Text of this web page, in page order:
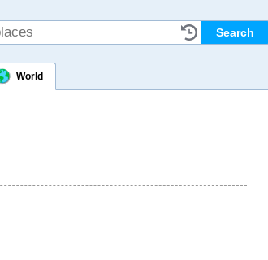
World